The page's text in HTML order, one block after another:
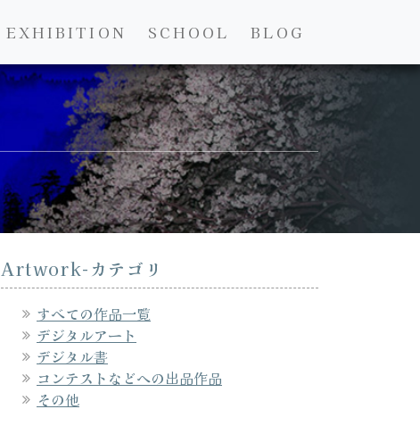
EXHIBITION SCHOOL BLOG
Artwork-カテゴリ
すべての作品一覧
デジタルアート
デジタル書
コンテストなどへの出品作品
その他